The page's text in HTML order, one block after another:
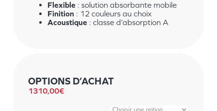
Flexible : solution absorbante mobile
Finition : 12 couleurs au choix
Acoustique : classe d’absorption A
OPTIONS D’ACHAT
1310,00€